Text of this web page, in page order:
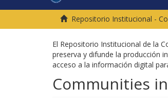
Repositorio Institucional -
El Repositorio Institucional de la
preserva y difunde la producción
acceso a la información digital
Communities